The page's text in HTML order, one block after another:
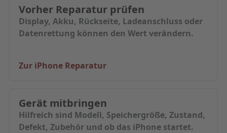
Vorher Reparatur prüfen
Display, Akku, Rückseite, Ladeanschluss oder
Datenrettung können den Wert verändern.
Zur iPhone Reparatur
Gerät mitbringen
Hilfreich sind Modell, Speichergröße, Zustand,
Defekt, Zubehör und ob das iPhone startet.